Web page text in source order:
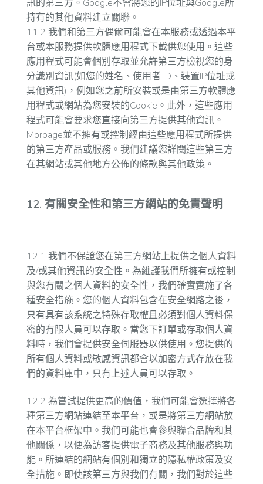
訊的第三方。Google不會將您的IP位址與Google所
持有的其他資料建立關聯。
11.2 我們和第三方偶爾可能會在本服務或透過本平
台或本服務提供軟體應用程式下載供您使用。這些
應用程式可能會個別存取並允許第三方檢視您的身
分識別資訊(如您的姓名、使用者 ID、裝置IP位址或
其他資訊)，例如您之前所安裝或是由第三方軟體應
用程式或網站為您安裝的Cookie。此外，這些應用
程式可能會要求您直接向第三方提供其他資訊。
Morpage並不擁有或控制經由這些應用程式所提供
的第三方產品或服務。我們建議您詳閱這些第三方
在其網站或其他地方公佈的條款與其他政策。
12. 有關安全性和第三方網站的免責聲明
12.1 我們不保證您在第三方網站上提供之個人資料
及/或其他資訊的安全性。為維護我們所擁有或控制
與您有關之個人資料的安全性，我們確實實施了各
種安全措施。您的個人資料包含在安全網路之後，
只有具有該系統之特殊存取權且必須對個人資料保
密的有限人員可以存取。當您下訂單或存取個人資
料時，我們會提供安全伺服器以供使用。您提供的
所有個人資料或敏感資訊都會以加密方式存放在我
們的資料庫中，只有上述人員可以存取。
12.2 為嘗試提供更高的價值，我們可能會選擇將各
種第三方網站連結至本平台，或是將第三方網站放
在本平台框架中。我們可能也會參與聯合品牌和其
他關係，以便為訪客提供電子商務及其他服務與功
能。所連結的網站有個別和獨立的隱私權政策及安
全措施。即使該第三方與我們有關，我們對於這些